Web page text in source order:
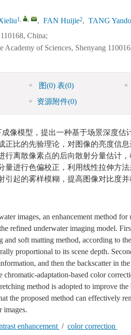
1, , , FAN Huijie2, TANG
China;
of Sciences, Shenyang
图(0)表(0)
资源附件(0)
像模型，提出一种基于场景深度估
比的先验理论，对图像的亮度信
离散像素点的后向散射分量估计
进行色偏校正，利用线性拉伸方
起的雾样模糊，提高图像对比度并
images, an enhancement method for
refined underwater imaging model.
soft matting method, according to
proportional to its scene depth.
and then the backscatter in
adaptation-based color
method is adopted to improve the
the proposed method can effectively
images.
enhancement / color correction